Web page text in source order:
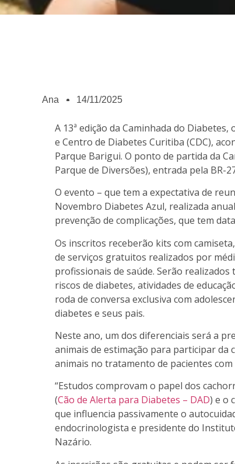
Ana 14/11/2025
A 13ª edição da Caminhada do
e Centro de Diabetes Curitiba (CDC),
Parque Barigui. O ponto de partida da
Parque de Diversões), entrada pela BR-
O evento – que tem a expectativa de
Novembro Diabetes Azul, realizada
prevenção de complicações, que tem
Os inscritos receberão kits com
de serviços gratuitos realizados por
profissionais de saúde. Serão
riscos de diabetes, atividades de
roda de conversa exclusiva com
diabetes e seus pais.
Neste ano, um dos diferenciais será a
animais de estimação para participar da
animais no tratamento de pacientes com
“Estudos comprovam o papel dos
(Cão de Alerta para Diabetes – DAD) e o
que influencia passivamente o
endocrinologista e presidente do
Nazário.